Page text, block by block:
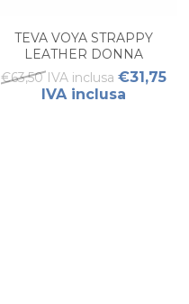
TEVA VOYA STRAPPY
LEATHER DONNA
€63,50 IVA inclusa €31,75
IVA inclusa